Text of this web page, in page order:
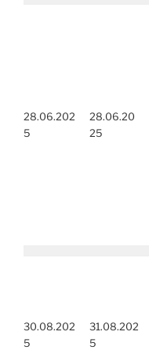
28.06.202
5
28.06.20
25
30.08.202
5
31.08.202
5